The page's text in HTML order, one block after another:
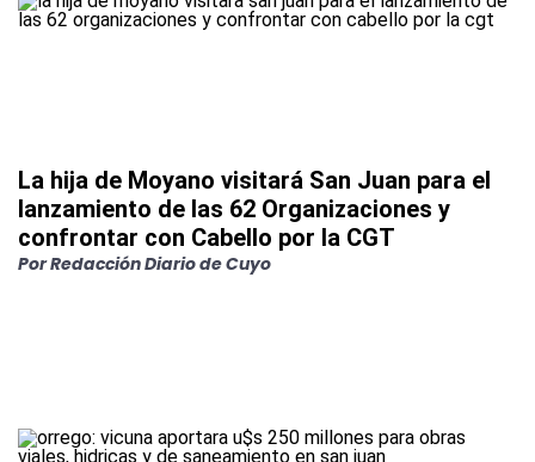
La hija de Moyano visitará San Juan para el
lanzamiento de las 62 Organizaciones y
confrontar con Cabello por la CGT
PorRedacción Diario de Cuyo